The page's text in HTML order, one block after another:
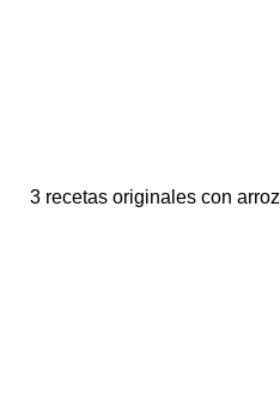
3 recetas originales con arroz